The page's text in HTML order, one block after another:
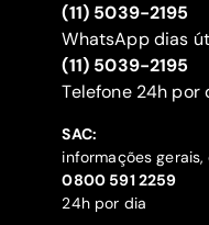
(11) 5039-2195
WhatsApp dias
(11) 5039-2195
‍Telefone 24h por
SAC:
informações
‍0800 591 2259
24h por dia